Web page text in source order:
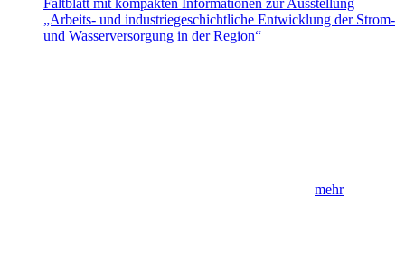
Faltblatt mit kompakten Informationen zur Ausstellung
„Arbeits- und industriegeschichtliche Entwicklung der Strom-
und Wasserversorgung in der Region“
mehr